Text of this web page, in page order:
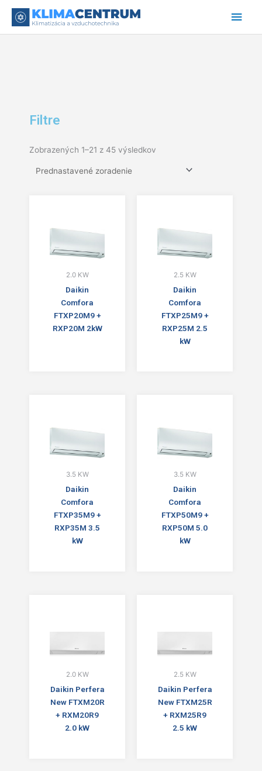
Filtre
Zobrazených 1–21 z 45 výsledkov
2.0 KW
Daikin
Comfora
FTXP20M9 +
RXP20M 2kW
2.5 KW
Daikin
Comfora
FTXP25M9 +
RXP25M 2.5
kW
3.5 KW
Daikin
Comfora
FTXP35M9 +
RXP35M 3.5
kW
3.5 KW
Daikin
Comfora
FTXP50M9 +
RXP50M 5.0
kW
2.0 KW
Daikin Perfera
New FTXM20R
+ RXM20R9
2.0 kW
2.5 KW
Daikin Perfera
New FTXM25R
+ RXM25R9
2.5 kW